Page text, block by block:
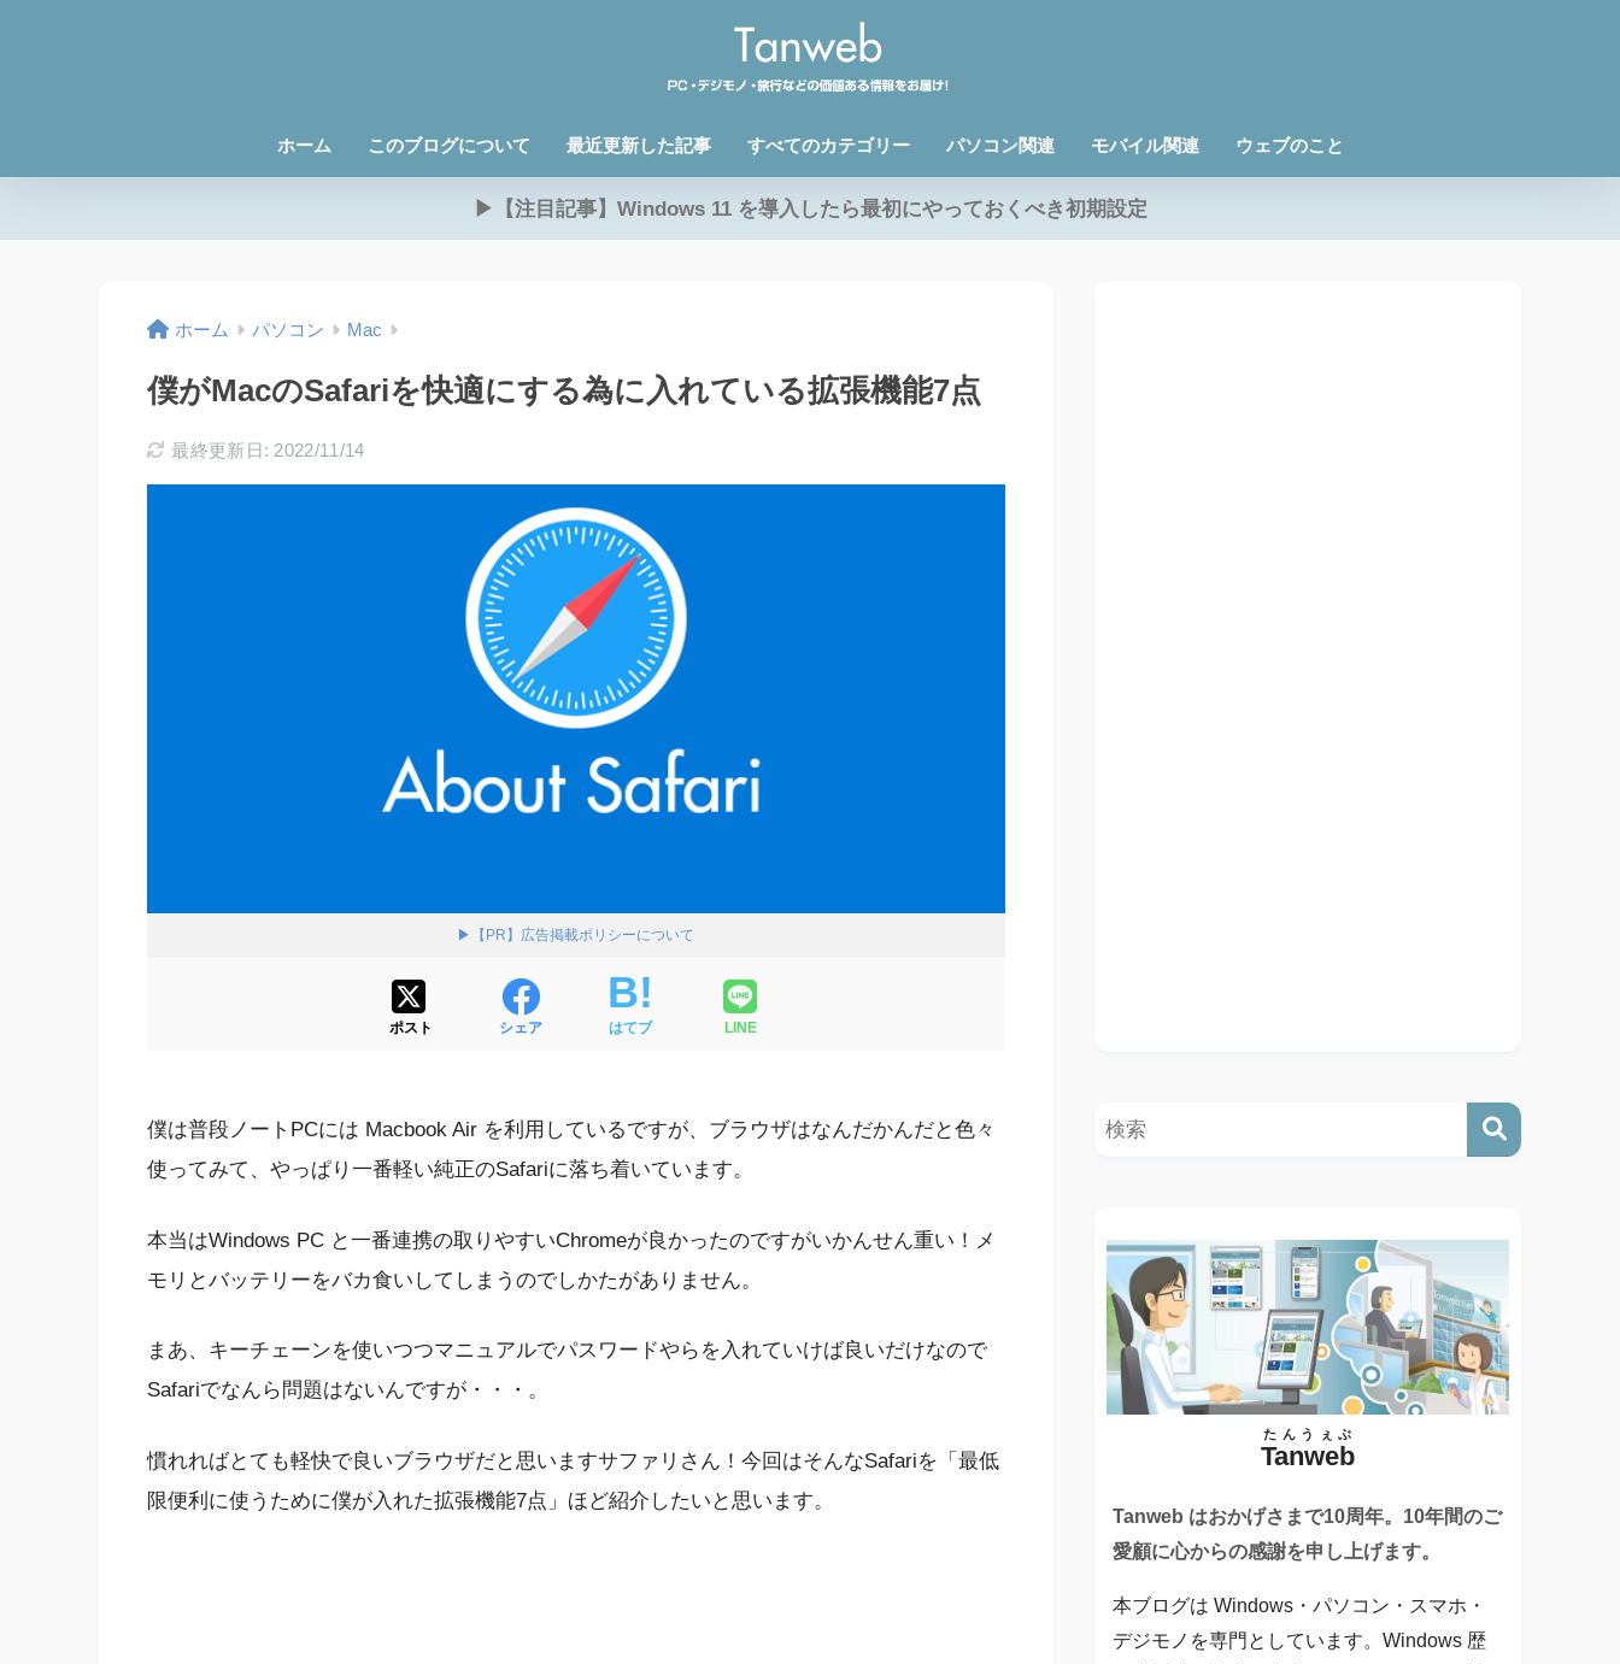
ホーム このブログについて 最近更新した記事 すべてのカテゴリー パソコン関連 モバイル関連 ウェブのこと
▶【注目記事】Windows 11 を導入したら最初にやっておくべき初期設定
ホーム パソコン Mac
僕がMacのSafariを快適にする為に入れている拡張機能7点
最終更新日: 2022/11/14
▶【PR】広告掲載ポリシーについて
ポスト シェア はてブ LINE
僕は普段ノートPCには Macbook Air を利用しているですが、ブラウザはなんだかんだと色々
使ってみて、やっぱり一番軽い純正のSafariに落ち着いています。
本当はWindows PC と一番連携の取りやすいChromeが良かったのですがいかんせん重い！メ
モリとバッテリーをバカ食いしてしまうのでしかたがありません。
まあ、キーチェーンを使いつつマニュアルでパスワードやらを入れていけば良いだけなので
Safariでなんら問題はないんですが・・・。
慣れればとても軽快で良いブラウザだと思いますサファリさん！今回はそんなSafariを「最低
限便利に使うために僕が入れた拡張機能7点」ほど紹介したいと思います。
Tanweb
たんうぇぶ
Tanweb はおかげさまで10周年。10年間のご
愛顧に心からの感謝を申し上げます。
本ブログは Windows・パソコン・スマホ・
デジモノを専門としています。Windows 歴